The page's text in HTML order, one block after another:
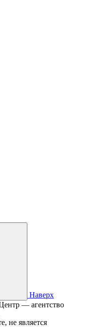
Наверх
— агентство
не является